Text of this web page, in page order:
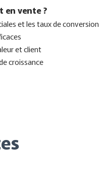
en vente ?
et les taux de conversion
et client
croissance